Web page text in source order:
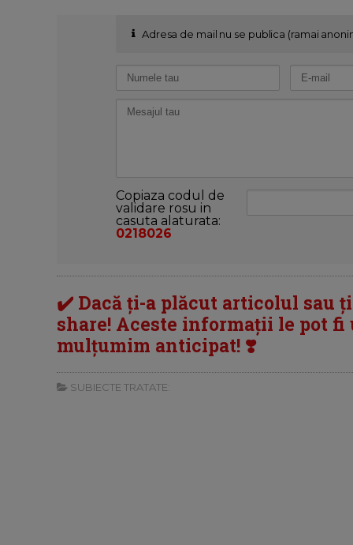
Adresa de mail nu se publica (ramai
Copiaza codul de
validare rosu in
casuta alaturata:
0218026
✔️ Dacă ți-a plăcut articolul sau
share! Aceste informații le pot
mulțumim anticipat! ❣️
SUBIECTE TRATATE: